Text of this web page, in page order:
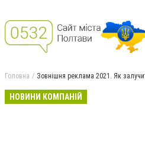
Головна Зовнішня реклама 2021. Як
НОВИНИ КОМПАНІЙ